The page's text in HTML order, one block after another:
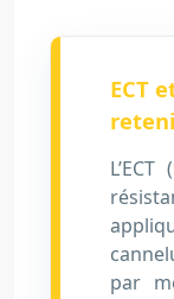
ECT
par